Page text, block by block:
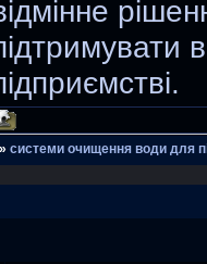
» системи очищення води для